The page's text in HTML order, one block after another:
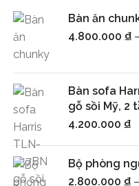
Bàn ăn
4.800.000 ₫ –
Bàn sofa
gỗ sồi Mỹ, 2
4.200.000 ₫
Bộ phòng
2.800.000 ₫ –